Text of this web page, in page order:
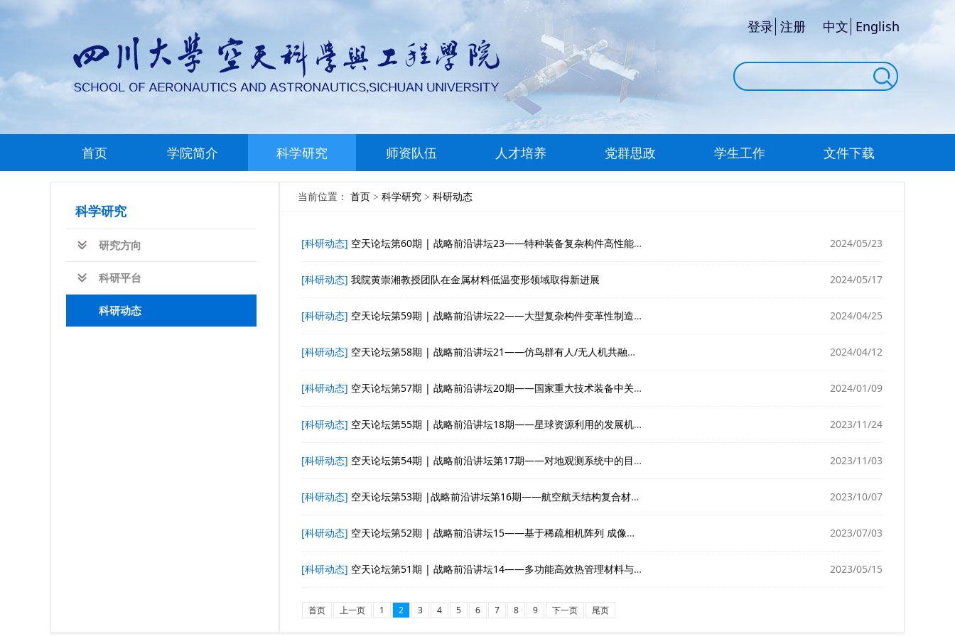
登录 注册 中文 English
首页 学院简介 科学研究 师资队伍 人才培养 党群思政 学生工作 文件下载
科学研究
研究方向
科研平台
科研动态
当前位置： 首页 > 科学研究 > 科研动态
[科研动态] 空天论坛第60期 | 战略前沿讲坛23——特种装备复杂构件高性能精密锻造成形技术 2024/05/23
[科研动态] 我院黄崇湘教授团队在金属材料低温变形领域取得新进展 2024/05/17
[科研动态] 空天论坛第59期 | 战略前沿讲坛22——大型复杂构件变革性制造技术创新及应用 2024/04/25
[科研动态] 空天论坛第58期 | 战略前沿讲坛21——仿鸟群有人/无人机共融集群自主控制 2024/04/12
[科研动态] 空天论坛第57期 | 战略前沿讲坛20期——国家重大技术装备中关键基础件的科学问题提炼与国基申报 2024/01/09
[科研动态] 空天论坛第55期 | 战略前沿讲坛18期——星球资源利用的发展机遇与挑战 2023/11/24
[科研动态] 空天论坛第54期 | 战略前沿讲坛第17期——对地观测系统中的目标识别：挑战、对策及展望 2023/11/03
[科研动态] 空天论坛第53期 |战略前沿讲坛第16期——航空航天结构复合材料用高强高模环氧树脂设计及性能研究 2023/10/07
[科研动态] 空天论坛第52期 | 战略前沿讲坛15——基于稀疏相机阵列 成像的飞机动态位姿视觉测量技术 2023/07/03
[科研动态] 空天论坛第51期 | 战略前沿讲坛14——多功能高效热管理材料与器件 2023/05/15
首页 上一页 1 2 3 4 5 6 7 8 9 下一页 尾页